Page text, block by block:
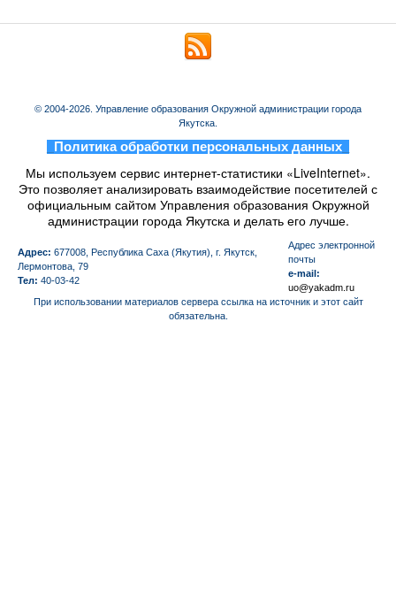
© 2004-2026. Управление образования Окружной администрации города
Якутска.
Политика обработки персональных данных
Мы используем сервис интернет-статистики «LiveInternet».
Это позволяет анализировать взаимодействие посетителей с
официальным сайтом Управления образования Окружной
администрации города Якутска и делать его лучше.
Адрес: 677008, Республика Саха (Якутия), г. Якутск,
Лермонтова, 79
Тел: 40-03-42
Aдрес электронной
почты
e-mail:
uo@yakadm.ru
При использовании материалов сервера ссылка на источник и этот сайт
обязательна.